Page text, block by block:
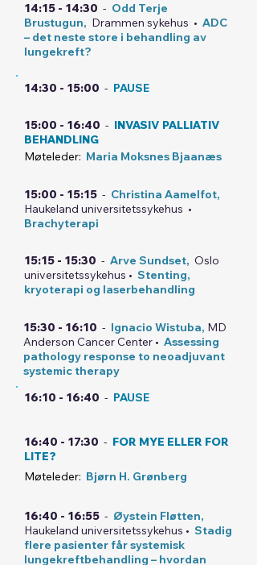
14:15 - 14:30 - Odd Terje
Brustugun, Drammen sykehus • ADC
– det neste store i behandling av
lungekreft?
14:30 - 15:00 - PAUSE
15:00 - 16:40 - INVASIV PALLIATIV
BEHANDLING
Møteleder: Maria Moksnes Bjaanæs
15:00 - 15:15 - Christina Aamelfot,
Haukeland universitetssykehus •
Brachyterapi
15:15 - 15:30 - Arve Sundset, Oslo
universitetssykehus • Stenting,
kryoterapi og laserbehandling
15:30 - 16:10 - Ignacio Wistuba, MD
Anderson Cancer Center • Assessing
pathology response to neoadjuvant
systemic therapy
16:10 - 16:40 - PAUSE
16:40 - 17:30 - FOR MYE ELLER FOR
LITE?
Møteleder: Bjørn H. Grønberg
16:40 - 16:55 - Øystein Fløtten,
Haukeland universitetssykehus • Stadig
flere pasienter får systemisk
lungekreftbehandling – hvordan